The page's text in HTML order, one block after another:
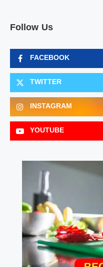
Follow Us
FACEBOOK
TWITTER
INSTAGRAM
YOUTUBE